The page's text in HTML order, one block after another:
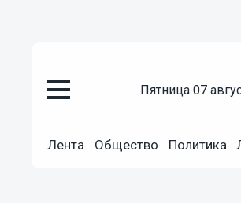
пятница 07
Лента Общество Политика
Мининский